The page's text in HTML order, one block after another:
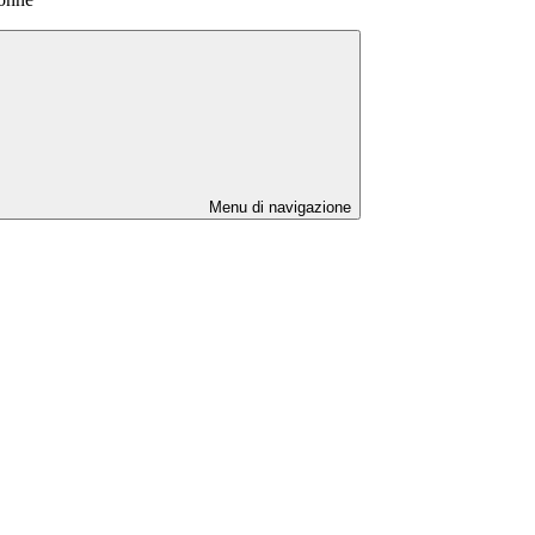
Menu di navigazione